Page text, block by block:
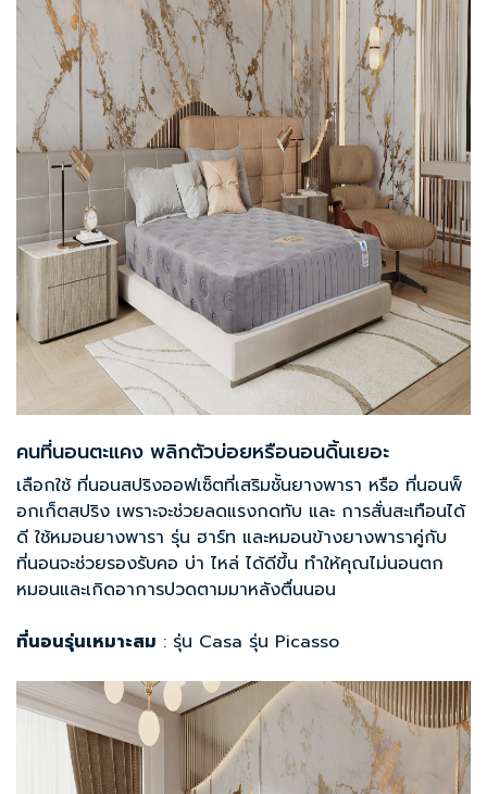
คนที่นอนตะแคง พลิกตัวบ่อยหรือนอนดิ้นเยอะ
เลือกใช้ ที่นอนสปริงออฟเซ็ตที่เสริมชั้นยางพารา หรือ ที่นอนพ็
อกเก็ตสปริง เพราะจะช่วยลดแรงกดทับ และ การสั่นสะเทือนได้
ดี ใช้หมอนยางพารา รุ่น ฮาร์ท และหมอนข้างยางพาราคู่กับ
ที่นอนจะช่วยรองรับคอ บ่า ไหล่ ได้ดีขึ้น ทำให้คุณไม่นอนตก
หมอนและเกิดอาการปวดตามมาหลังตื่นนอน
ที่นอนรุ่นเหมาะสม : รุ่น Casa รุ่น Picasso